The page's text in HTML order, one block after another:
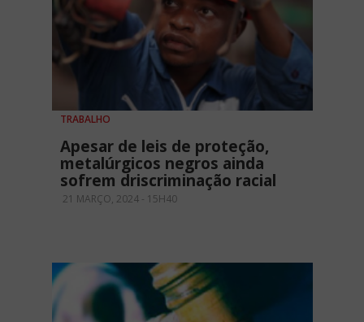
TRABALHO
Apesar de leis de proteção,
metalúrgicos negros ainda
sofrem driscriminação racial
21 MARÇO, 2024 - 15H40